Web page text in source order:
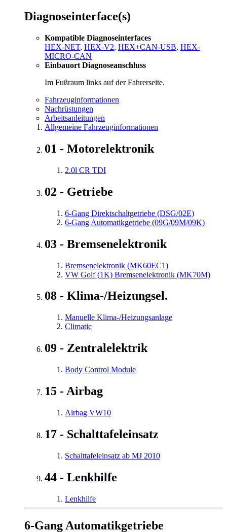
Diagnoseinterface(s)
Kompatible Diagnoseinterfaces
HEX-NET, HEX-V2, HEX+CAN-USB, HEX-
MICRO-CAN
Einbauort Diagnoseanschluss
Im Fußraum links auf der Fahrerseite.
Fahrzeuginformationen
Nachrüstungen
Arbeitsanleitungen
Allgemeine Fahrzeuginformationen
01 - Motorelektronik
2.0l CR TDI
02 - Getriebe
6-Gang Direktschaltgetriebe (DSG/02E)
6-Gang Automatikgetriebe (09G/09M/09K)
03 - Bremsenelektronik
Bremsenelektronik (MK60EC1)
VW Golf (1K) Bremsenelektronik (MK70M)
08 - Klima-/Heizungsel.
Manuelle Klima-/Heizungsanlage
Climatic
09 - Zentralelektrik
Body Control Module
15 - Airbag
Airbag VW10
17 - Schalttafeleinsatz
Schalttafeleinsatz ab MJ 2010
44 - Lenkhilfe
Lenkhilfe
6-Gang Automatikgetriebe